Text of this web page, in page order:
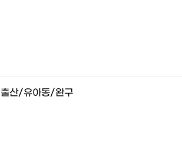
출산/유아동/완구